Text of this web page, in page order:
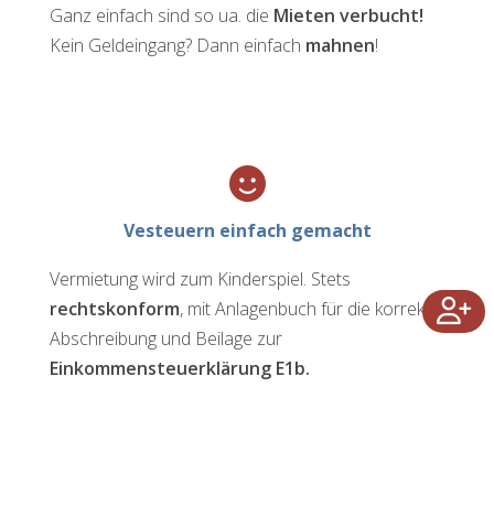
Ganz einfach sind so ua. die Mieten verbucht!
Kein Geldeingang? Dann einfach mahnen!
Vesteuern einfach gemacht
Vermietung wird zum Kinderspiel. Stets
rechtskonform, mit Anlagenbuch für die korrekte
Abschreibung und Beilage zur
Einkommensteuerklärung E1b.